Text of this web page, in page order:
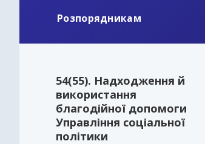
Розпорядникам
54(55). Надходження й
використання
благодійної допомоги
Управління соціальної
політики